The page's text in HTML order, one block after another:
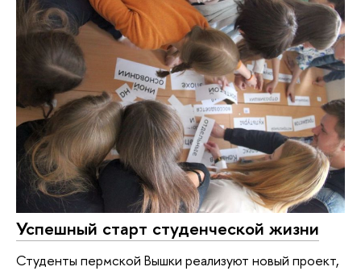
Успешный старт студенческой жизни
Студенты пермской Вышки реализуют новый проект,